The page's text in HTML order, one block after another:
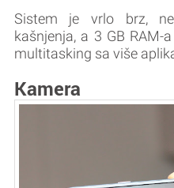
Sistem je vrlo brz,
kašnjenja, a 3 GB RAM-
multitasking sa više
Kamera